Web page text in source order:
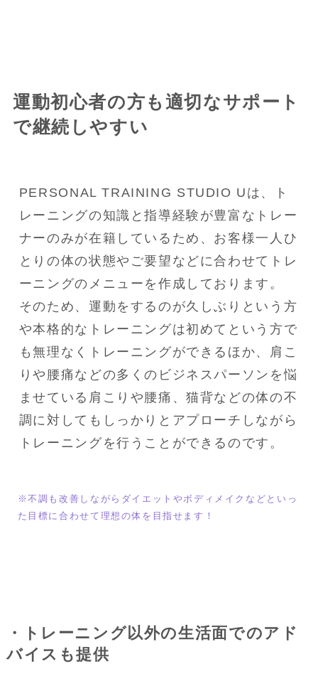
運動初心者の方も適切なサポート
で継続しやすい
PERSONAL TRAINING STUDIO Uは、ト
レーニングの知識と指導経験が豊富なトレー
ナーのみが在籍しているため、お客様一人ひ
とりの体の状態やご要望などに合わせてトレ
ーニングのメニューを作成しております。
そのため、運動をするのが久しぶりという方
や本格的なトレーニングは初めてという方で
も無理なくトレーニングができるほか、肩こ
りや腰痛などの多くのビジネスパーソンを悩
ませている肩こりや腰痛、猫背などの体の不
調に対してもしっかりとアプローチしながら
トレーニングを行うことができるのです。
※不調も改善しながらダイエットやボディメイクなどといっ
た目標に合わせて理想の体を目指せます！
・トレーニング以外の生活面でのアド
バイスも提供